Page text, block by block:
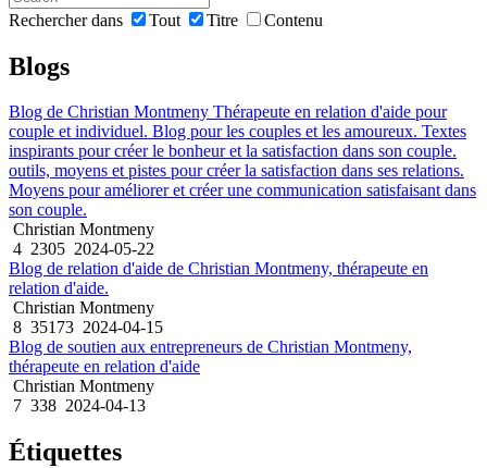
Rechercher dans Tout Titre Contenu
Blogs
Blog de Christian Montmeny Thérapeute en relation d'aide pour
couple et individuel. Blog pour les couples et les amoureux. Textes
inspirants pour créer le bonheur et la satisfaction dans son couple.
outils, moyens et pistes pour créer la satisfaction dans ses relations.
Moyens pour améliorer et créer une communication satisfaisant dans
son couple.
Christian Montmeny
4 2305 2024-05-22
Blog de relation d'aide de Christian Montmeny, thérapeute en
relation d'aide.
Christian Montmeny
8 35173 2024-04-15
Blog de soutien aux entrepreneurs de Christian Montmeny,
thérapeute en relation d'aide
Christian Montmeny
7 338 2024-04-13
Étiquettes